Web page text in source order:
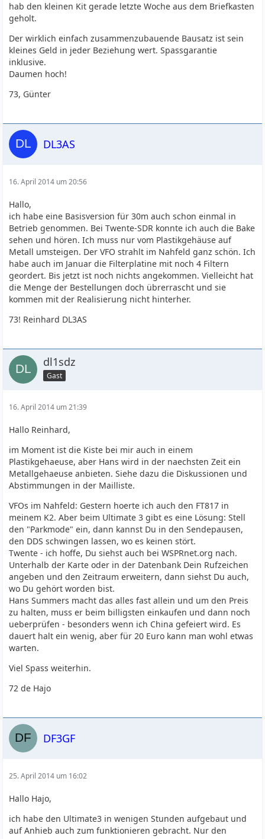
hab den kleinen Kit gerade letzte Woche aus dem Briefkasten
geholt.
Der wirklich einfach zusammenzubauende Bausatz ist sein
kleines Geld in jeder Beziehung wert. Spassgarantie
inklusive.
Daumen hoch!
73, Günter
DL3AS
16. April 2014 um 20:56
Hallo,
ich habe eine Basisversion für 30m auch schon einmal in
Betrieb genommen. Bei Twente-SDR konnte ich auch die Bake
sehen und hören. Ich muss nur vom Plastikgehäuse auf
Metall umsteigen. Der VFO strahlt im Nahfeld ganz schön. Ich
habe auch im Januar die Filterplatine mit noch 4 Filtern
geordert. Bis jetzt ist noch nichts angekommen. Vielleicht hat
die Menge der Bestellungen doch übrerrascht und sie
kommen mit der Realisierung nicht hinterher.
73! Reinhard DL3AS
dl1sdz
Gast
16. April 2014 um 21:39
Hallo Reinhard,
im Moment ist die Kiste bei mir auch in einem
Plastikgehaeuse, aber Hans wird in der naechsten Zeit ein
Metallgehaeuse anbieten. Siehe dazu die Diskussionen und
Abstimmungen in der Mailliste.
VFOs im Nahfeld: Gestern hoerte ich auch den FT817 in
meinem K2. Aber beim Ultimate 3 gibt es eine Lösung: Stell
den "Parkmode" ein, dann kannst Du in den Sendepausen,
den DDS schwingen lassen, wo es keinen stört.
Twente - ich hoffe, Du siehst auch bei WSPRnet.org nach.
Unterhalb der Karte oder in der Datenbank Dein Rufzeichen
angeben und den Zeitraum erweitern, dann siehst Du auch,
wo Du gehört worden bist.
Hans Summers macht das alles fast allein und um den Preis
zu halten, muss er beim billigsten einkaufen und dann noch
ueberprüfen - besonders wenn ich China gefeiert wird. Es
dauert halt ein wenig, aber für 20 Euro kann man wohl etwas
warten.
Viel Spass weiterhin.
72 de Hajo
DF3GF
25. April 2014 um 16:02
Hallo Hajo,
ich habe den Ultimate3 in wenigen Stunden aufgebaut und
auf Anhieb auch zum funktionieren gebracht. Nur den